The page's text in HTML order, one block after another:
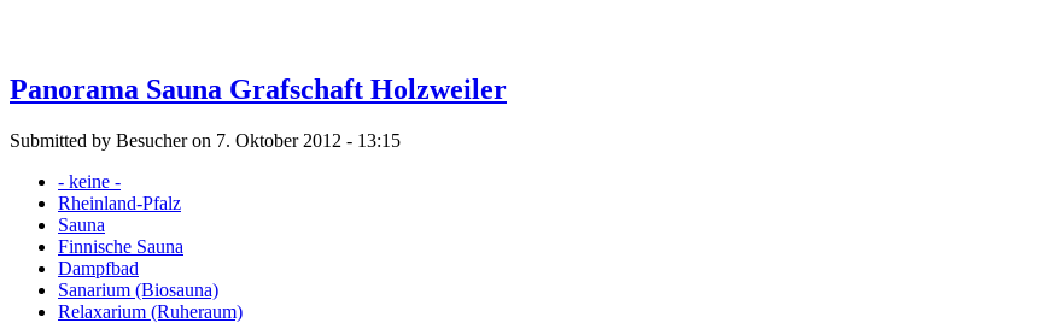
Panorama Sauna Grafschaft Holzweiler
Submitted by Besucher on 7. Oktober 2012 - 13:15
- keine -
Rheinland-Pfalz
Sauna
Finnische Sauna
Dampfbad
Sanarium (Biosauna)
Relaxarium (Ruheraum)